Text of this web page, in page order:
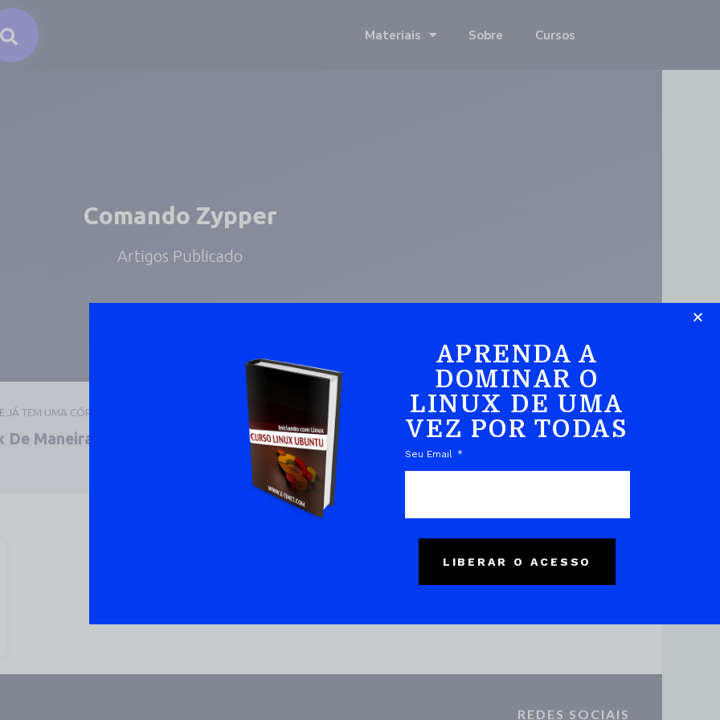
Materiais Sobre Cursos
Comando Zypper
Artigos Publicado
JÁ TEM UMA CÓPIA
Maneira Prática E
DOWNLOAD DO EBOOK
REDES SOCIAIS
APRENDA A
DOMINAR O
LINUX DE UMA
VEZ POR TODAS
Seu Email
LIBERAR O ACESSO